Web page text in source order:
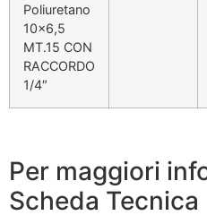
Poliuretano
10×6,5
MT.15 CON
RACCORDO
1/4″
Per maggiori
Scheda Tecnica